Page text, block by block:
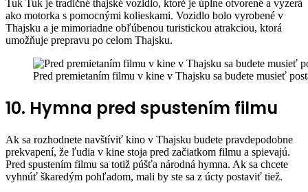
Tuk Tuk je tradičné thajské vozidlo, ktoré je úplne otvorené a vyzerá
ako motorka s pomocnými kolieskami. Vozidlo bolo vyrobené v
Thajsku a je mimoriadne obľúbenou turistickou atrakciou, ktorá
umožňuje prepravu po celom Thajsku.
Pred premietaním filmu v kine v Thajsku sa budete musieť
10. Hymna pred spustením filmu
Ak sa rozhodnete navštíviť kino v Thajsku budete pravdepodobne
prekvapení, že ľudia v kine stoja pred začiatkom filmu a spievajú.
Pred spustením filmu sa totiž púšťa národná hymna. Ak sa chcete
vyhnúť škaredým pohľadom, mali by ste sa z úcty postaviť tiež.